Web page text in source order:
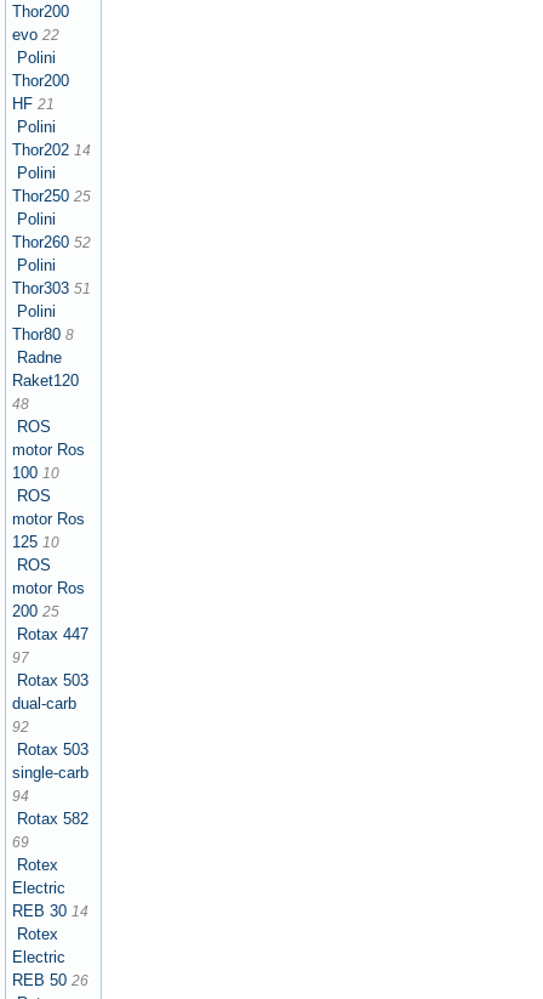
Thor200
evo 22
Polini
Thor200
HF 21
Polini
Thor202 14
Polini
Thor250 25
Polini
Thor260 52
Polini
Thor303 51
Polini
Thor80 8
Radne
Raket120
48
ROS
motor Ros
100 10
ROS
motor Ros
125 10
ROS
motor Ros
200 25
Rotax 447
97
Rotax 503
dual-carb
92
Rotax 503
single-carb
94
Rotax 582
69
Rotex
Electric
REB 30 14
Rotex
Electric
REB 50 26